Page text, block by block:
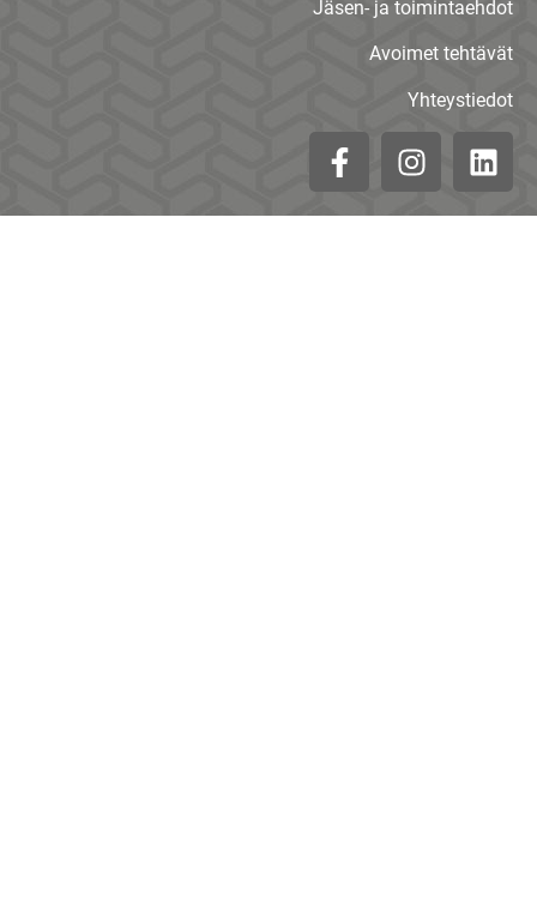
Jäsen- ja toimintaehdot
Avoimet tehtävät
Yhteystiedot